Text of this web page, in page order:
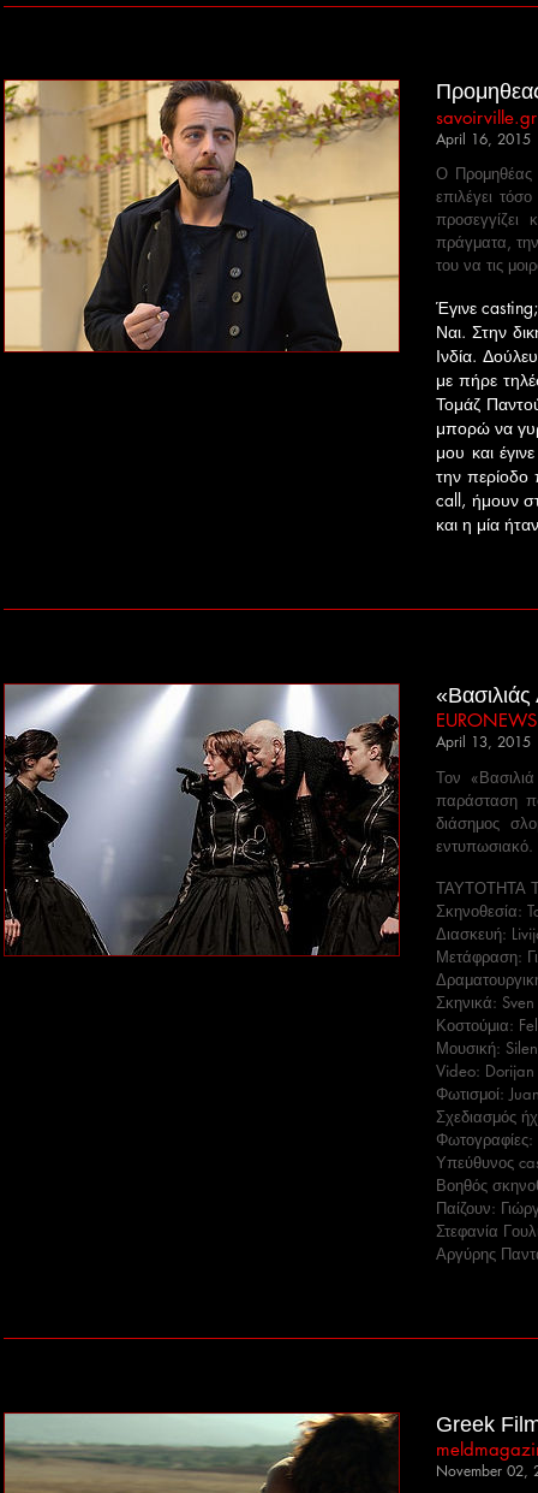
savoirville.gr
April 16, 2015
Ο Προμηθέας
επιλέγει
πράγματα, την
του να τις
Έγινε casting;
Ναι. Στην
Ινδία.
με πήρε
Τομάζ
μπορώ να
μου και
την
call, ήμουν
και η μία
EURONEWS
April 13, 2015
Τον
παράσταση
διάσημος
εντυπωσιακό.
ΤΑΥΤΟΤΗΤΑ
Σκηνοθεσία:
Διασκευή:
Μετάφραση:
Σκηνικά: Sven
Κοστούμια:
Μουσική:
Video:
Φωτισμοί:
Σχεδιασμός
Υπεύθυνος
Βοηθός
Παίζουν:
Στεφανία
Αργύρης
Greek
November 02,